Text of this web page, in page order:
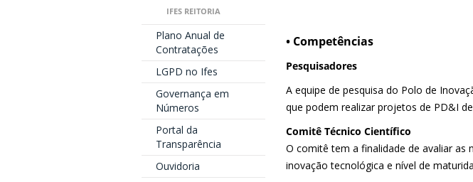
IFES REITORIA
Plano Anual de
Contratações
LGPD no Ifes
Governança em
Números
Portal da
Transparência
Ouvidoria
• Competências
Pesquisadores
A equipe de pesquisa do Polo de
que podem realizar projetos de PD&I
Comitê Técnico Científico
O comitê tem a finalidade de avaliar
inovação tecnológica e nível de